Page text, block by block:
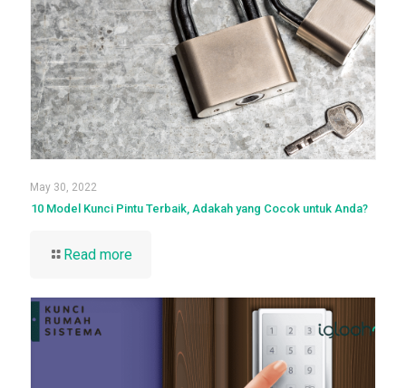
May 30, 2022
10 Model Kunci Pintu Terbaik, Adakah yang Cocok untuk Anda?
Read more